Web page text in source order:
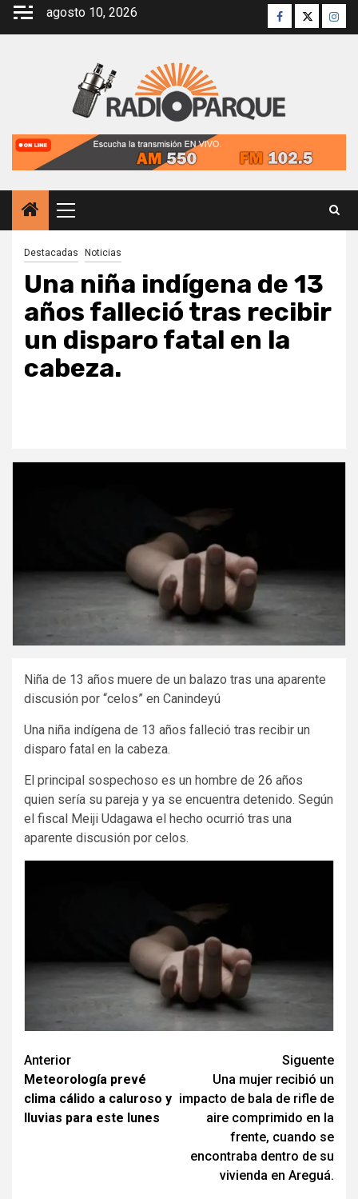
Saltar
agosto 10, 2026 Facebook
Twitter
Menú
principal
Destacadas Noticias
Una niña indígena de 13
años falleció tras recibir
un disparo fatal en la
cabeza.
Niña de 13 años muere de un balazo tras una aparente
discusión por “celos” en Canindeyú
Una niña indígena de 13 años falleció tras recibir un
disparo fatal en la cabeza.
El principal sospechoso es un hombre de 26 años
quien sería su pareja y ya se encuentra detenido. Según
el fiscal Meiji Udagawa el hecho ocurrió tras una
aparente discusión por celos.
Navegación
de
entradas
Anterior
Meteorología prevé
clima cálido a caluroso y
lluvias para este lunes
Siguente
Una mujer recibió un
impacto de bala de rifle de
aire comprimido en la
frente, cuando se
encontraba dentro de su
vivienda en Areguá.